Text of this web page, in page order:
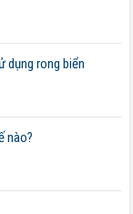
dụng rong biển
nào?